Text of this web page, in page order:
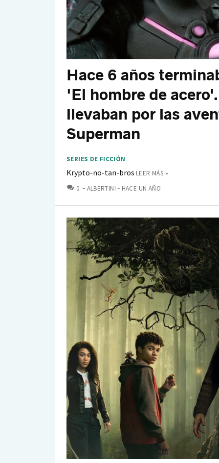
Hace 6 años
'El hombre de
llevaban por las
Superman
SERIES DE FICCIÓN
Krypto-no-tan-bros LEER MÁS »
0 COMENTARIOS
ALBERTINI HACE UN AÑO